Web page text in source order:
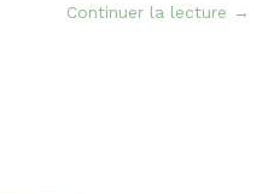
Continuer la lecture «
→